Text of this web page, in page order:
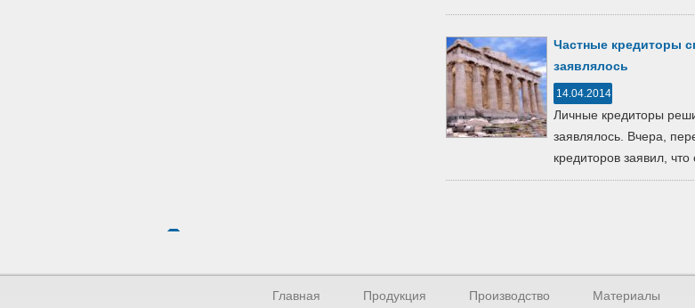
Частные кредиторы
заявлялось
14.04.2014
Личные кредиторы
заявлялось. Вчера,
кредиторов заявил, что
Главная Продукция Производство Материалы